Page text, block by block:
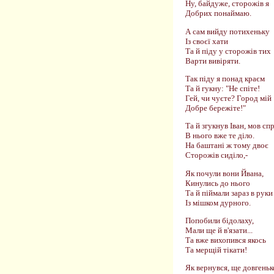
Ну, байдуже, сторожів я
Добрих понаймаю.
А сам вийду потихеньку
Із своєї хати
Та й піду у сторожів тих
Варти вивіряти.
Так піду я понад краєм
Та й гукну: "Не спіте!
Гей, чи чуєте? Город мій
Добре бережіте!"
Та й згукнув Іван, мов
В нього вже те діло.
На баштані ж тому двоє
Сторожів сиділо,-
Як почули вони Йвана,
Кинулись до нього
Та й піймали зараз в руки
Із мішком дурного.
Попобили бідолаху,
Мали ще й в'язати...
Та вже вихопився якось
Та мерщій тікати!
Як вернувся, ще